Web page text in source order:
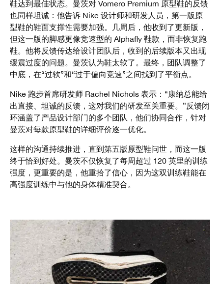
鞋达到最佳状态。曼茨对 Vomero Premium 原型鞋的反馈
也同样坦诚：他告诉 Nike 设计师和研发人员，第一版原
型鞋的鞋面支撑性需要加强。几周后，他收到了更新版，
但这一版的脚感更像竞速型的 Alphafly 鞋款，而非恢复跑
鞋。他将反馈传达给设计团队后，收到的后续版本又出现
缓震过度的问题。曼茨认为鞋太软了。最终，团队调整了
中底，在“过软”和“过于偏向竞速”之间找到了平衡点。
Nike 跑步首席研发师 Rachel Nichols 表示：“康纳总能给
出直接、坦诚的反馈，这对我们的研发至关重要。”反馈闭
环涵盖了产品设计部门的多个团队，他们协同合作，针对
曼茨对每款原型鞋的详细评价逐一优化。
这样的沟通持续推进，直到第五版原型鞋问世，而这一版
终于恰到好处。曼茨不仅恢复了每周超过 120 英里的训练
强度，更重要的是，他重拾了信心，因为这双训练鞋能在
高强度训练中与他的身体精准契合。